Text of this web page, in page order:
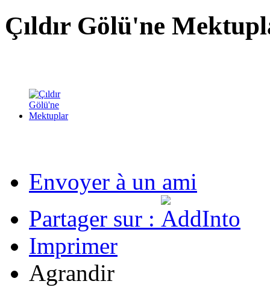
Coffret La trilogie d'Istanbul
27,00 €
Çıldır Gölü'ne
Envoyer à un ami
Partager sur :
Imprimer
Agrandir